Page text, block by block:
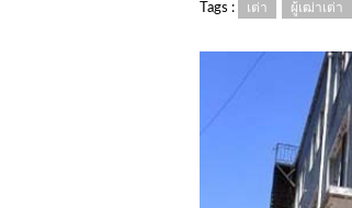
Tags : เต่า ผู้เฒ่าเต่า